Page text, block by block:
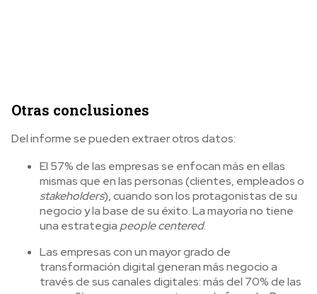
Otras conclusiones
Del informe se pueden extraer otros datos:
El 57% de las empresas se enfocan más en ellas
mismas que en las personas (clientes, empleados o
stakeholders), cuando son los protagonistas de su
negocio y la base de su éxito. La mayoría no tiene
una estrategia people centered.
Las empresas con un mayor grado de
transformación digital generan más negocio a
través de sus canales digitales: más del 70% de las